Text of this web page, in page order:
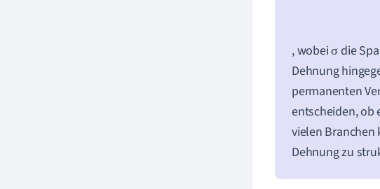
, wobeiσ
σ die
Dehnung
permanenten
entscheiden, ob
vielen Branchen
Dehnung zu